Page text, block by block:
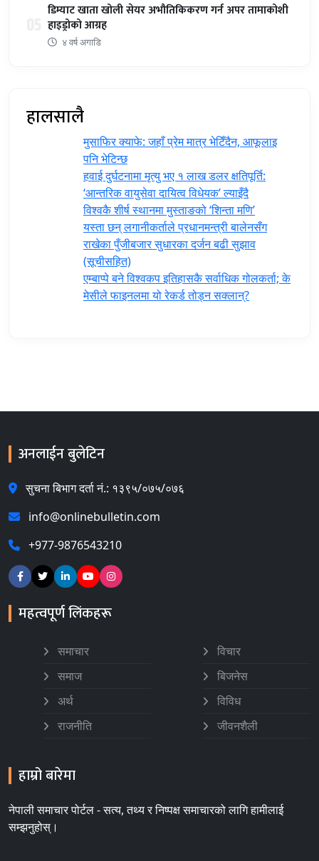
डिम्याट खाता खोली सेयर अभौतिकिकरण गर्न अपर तामाकोशी
हाइड्रोको आग्रह
४ वर्ष अगाडि
हालसालै
मुसाफिर क्याफे: जहाँ प्रेम मात्र भेटिँदैन, आफूलाइ
पनि भेटिन्छ
हवाई दुर्घटनामा मृत्यु भए १ लाख डलर क्षतिपूर्ति:
‘आन्तरिक वायुसेवा दायित्व विधेयक’ ल्याइँदै
विश्वकै शीर्ष स्थानमा मुस्ताङको ‘शिन्ता मणि’
यस्ता छन् लगानीकर्ताले प्रधानमन्त्री ‍बालेनसँग
राखेका पुँजीबजार सुधारका दर्जन बढी सुझाव
(सूचीसहित)
एम्बाप्पे बने विश्वकप इतिहासकै सर्वाधिक गोलकर्ता; के
मेसीले फाइनलमा यो रेकर्ड तोड्न सक्लान्?
अनलाईन बुलेटिन
सुचना बिभाग दर्ता नं.: १३९५/०७५/०७६
info@onlinebulletin.com
+977-9876543210
महत्वपूर्ण लिंकहरू
समाचार
समाज
अर्थ
राजनीति
विचार
बिजनेस
विविध
जीवनशैली
हाम्रो बारेमा
नेपाली समाचार पोर्टल - सत्य, तथ्य र निष्पक्ष समाचारको लागि हामीलाई
सम्झनुहोस्।